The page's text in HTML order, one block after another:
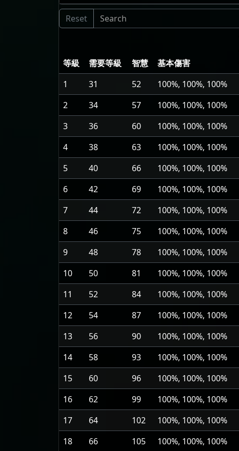
等級 需要等級 智慧 基本傷害
1
31 52 100%, 100%, 100%
2
34 57 100%, 100%, 100%
3
36 60 100%, 100%, 100%
4
38 63 100%, 100%, 100%
5
40 66 100%, 100%, 100%
6
42 69 100%, 100%, 100%
7
44 72 100%, 100%, 100%
8
46 75 100%, 100%, 100%
9
48 78 100%, 100%, 100%
10
50 81 100%, 100%, 100%
11
52 84 100%, 100%, 100%
12
54 87 100%, 100%, 100%
13
56 90 100%, 100%, 100%
14
58 93 100%, 100%, 100%
15
60 96 100%, 100%, 100%
16
62 99 100%, 100%, 100%
17
64 102 100%, 100%, 100%
18
66 105 100%, 100%, 100%